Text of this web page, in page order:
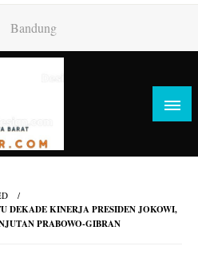
Bandung
DEKADE KINERJA PRESIDEN JOKOWI,
PRABOWO-GIBRAN